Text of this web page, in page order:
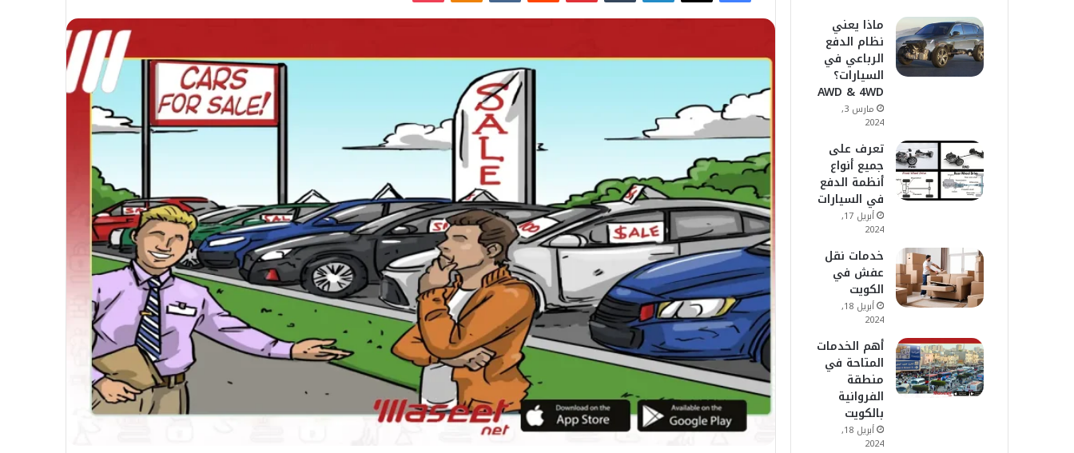
ماذا يعني
نظام الدفع
الرباعي في
السيارات؟
AWD & 4WD
مارس 3,
2024
تعرف على
جميع أنواع
أنظمة الدفع
في السيارات
أبريل 17,
2024
خدمات نقل
عفش في
الكويت
أبريل 18,
2024
أهم الخدمات
المتاحة في
منطقة
الفروانية
بالكويت
أبريل 18,
2024